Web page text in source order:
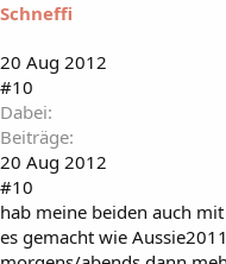
Schneffi
20 Aug 2012
#10
Dabei
Beiträge
20 Aug 2012
#10
hab meine beiden auch
es gemacht wie